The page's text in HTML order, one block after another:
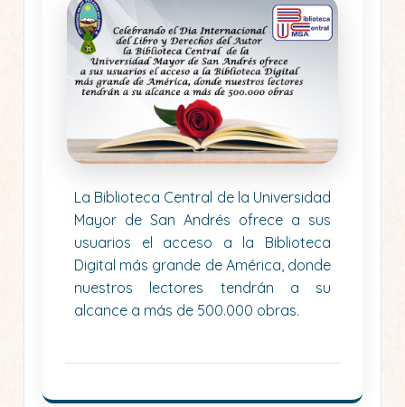
La Biblioteca Central de la Universidad
Mayor de San Andrés ofrece a sus
usuarios el acceso a la Biblioteca
Digital más grande de América, donde
nuestros lectores tendrán a su
alcance a más de 500.000 obras.